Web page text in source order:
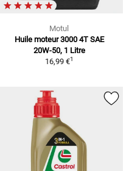
Motul
Huile moteur 3000 4T SAE
20W-50, 1 Litre
16,99 €1